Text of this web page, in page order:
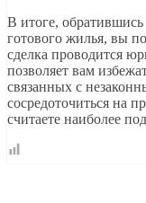
В итоге,
готового жилья, вы
сделка проводится
позволяет вам
связанных с
сосредоточиться на
считаете наиболее